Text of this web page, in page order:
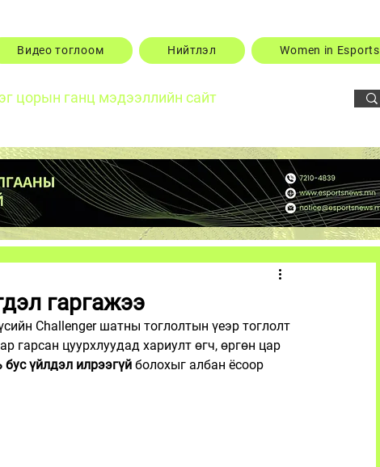
Видео тоглоом Нийтлэл Women in Esports
цорын ганц мэдээллийн сайт
гаргажээ
Challenger шатны тоглолтын үеэр тоглолт
гарсан цуурхлуудад хариулт өгч, өргөн цар
бус үйлдэл илрээгүй болохыг албан ёсоор